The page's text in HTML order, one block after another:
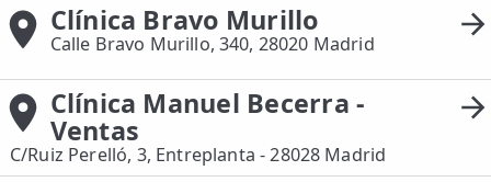
Clínica Bravo Murillo
Calle Bravo Murillo, 340, 28020 Madrid
Clínica Manuel Becerra -
Ventas
C/Ruiz Perelló, 3, Entreplanta - 28028 Madrid